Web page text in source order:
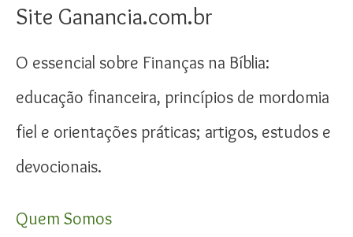
Site Ganancia.com.br
O essencial sobre Finanças na Bíblia:
educação financeira, princípios de mordomia
fiel e orientações práticas; artigos, estudos e
devocionais.
Quem Somos